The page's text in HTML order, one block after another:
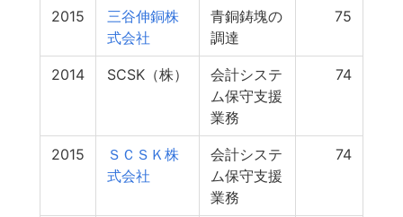
2015
三谷伸銅株
式会社
青銅鋳塊の
調達
75
2014 SCSK（株）
会計システ
ム保守支援
業務
74
2015
ＳＣＳＫ株
式会社
会計システ
ム保守支援
業務
74